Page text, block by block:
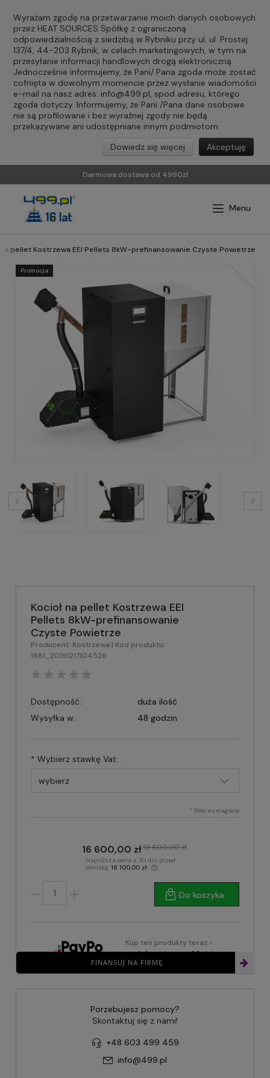
Wyrażam zgodę na przetwarzanie moich danych osobowych
przez HEAT SOURCES Spółkę z ograniczoną
odpowiedzialnością z siedzibą w Rybniku przy ul. ul. Prostej
137/4, 44-203 Rybnik, w celach marketingowych, w tym na
przesyłanie informacji handlowych drogą elektroniczną.
Jednocześnie informujemy, że Pani/ Pana zgoda może zostać
cofnięta w dowolnym momencie przez wysłanie wiadomości
e-mail na nasz adres: info@499.pl, spod adresu, którego
zgoda dotyczy. Informujemy, że Pani /Pana dane osobowe
nie są profilowane i bez wyraźnej zgody nie będą
przekazywane ani udostępniane innym podmiotom.
Akceptuję
Dowiedz się więcej
Darmowa dostawa od 4990zł
na pellet Kostrzewa EEI Pellets 8kW-prefinansowanie Czyste Powietrze
Promocja
Kocioł na pellet Kostrzewa EEI
Pellets 8kW-prefinansowanie
Czyste Powietrze
Producent: Kostrzewa | Kod produktu:
1661_20191217104526
Dostępność:
duża ilość
Wysyłka w:
48 godzin
* Wybierz stawkę Vat:
* Pole wymagane
16 600,00 zł19 600,00 zł
Najniższa cena z 30 dni przed
obniżką: 18 100,00 zł
Do koszyka
FINANSUJ NA FIRMĘ
Kup ten produkty teraz -
zapłać za niego za 30 dni
Porzebujesz pomocy?
Skontaktuj się z nami!
+48 603 499 459
info@499.pl